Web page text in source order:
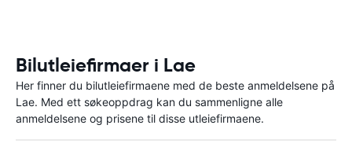
Bilutleiefirmaer i Lae
Her finner du bilutleiefirmaene med de beste anmeldelsene på
Lae. Med ett søkeoppdrag kan du sammenligne alle
anmeldelsene og prisene til disse utleiefirmaene.